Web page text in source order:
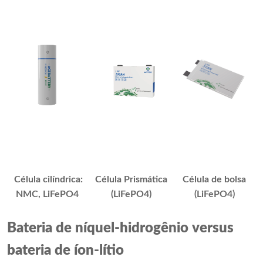
Célula cilíndrica:
NMC, LiFePO4
Célula Prismática
(LiFePO4)
Célula de bolsa
(LiFePO4)
Bateria de níquel-hidrogênio versus
bateria de íon-lítio